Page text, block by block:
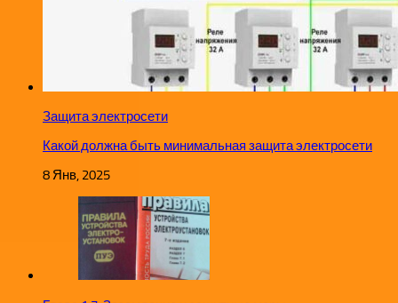
Защита электросети
Какой должна быть минимальная защита электросети
8 Янв, 2025